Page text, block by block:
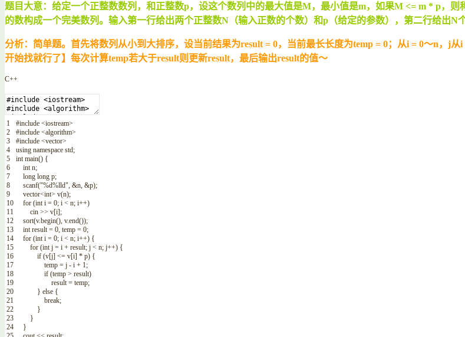
题目大意：给定一个正整数数列，和正整数p，设这个数列中的最大值是M，最小值是m，如果M <= m * p，
的数构成一个完美数列。输入第一行给出两个正整数N（输入正数的个数）和p（给定的参数），第二行给出
分析：简单题。首先将数列从小到大排序，设当前结果为result = 0，当前最长长度为temp = 0；从i = 0～n，j
开始找就行了】每次计算temp若大于result则更新result，最后输出result的值～
C++
1
2
3
4
5
6
7
8
9
10
11
12
13
14
15
16
17
18
19
20
21
22
23
24
#include <iostream>
#include <algorithm>
#include <vector>
using namespace std;
int main() {
int n;
long long p;
scanf("%d%lld", &n, &p);
vector<int> v(n);
for (int i = 0; i < n; i++)
cin >> v[i];
sort(v.begin(), v.end());
int result = 0, temp = 0;
for (int i = 0; i < n; i++) {
for (int j = i + result; j < n; j++) {
if (v[j] <= v[i] * p) {
temp = j - i + 1;
if (temp > result)
result = temp;
} else {
break;
}
}
}